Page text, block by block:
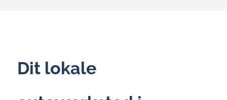
Dit lokale